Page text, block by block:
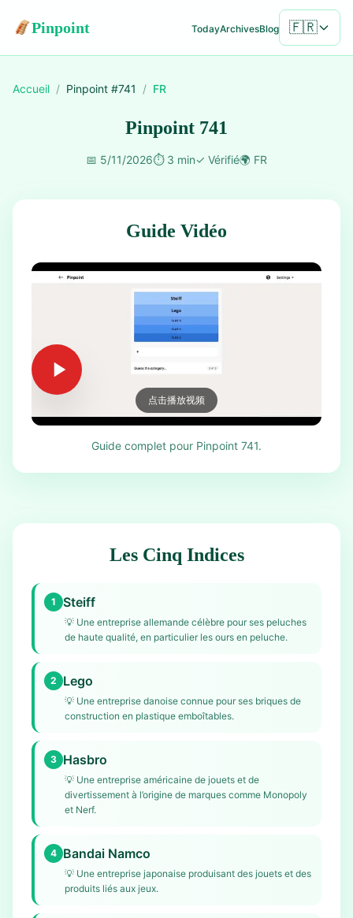
Pinpoint TodayArchivesBlog 🇫🇷
Accueil / Pinpoint #741 / FR
Pinpoint 741
📅 5/11/2026⏱️ 3 min✓ Vérifié🌍 FR
Guide Vidéo
点击播放视频
Guide complet pour Pinpoint 741.
Les Cinq Indices
1 Steiff
💡 Une entreprise allemande célèbre pour ses peluches
de haute qualité, en particulier les ours en peluche.
2 Lego
💡 Une entreprise danoise connue pour ses briques de
construction en plastique emboîtables.
3 Hasbro
💡 Une entreprise américaine de jouets et de
divertissement à l’origine de marques comme Monopoly
et Nerf.
4 Bandai Namco
💡 Une entreprise japonaise produisant des jouets et des
produits liés aux jeux.